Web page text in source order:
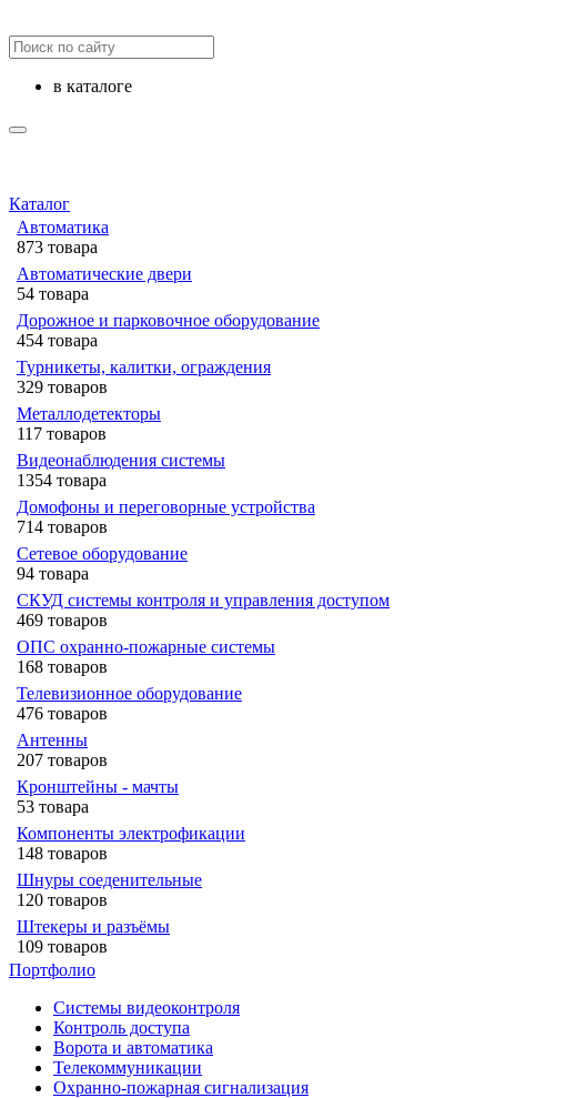
в каталоге
Каталог
Автоматика
873 товара
Автоматические двери
54 товара
Дорожное и парковочное оборудование
454 товара
Турникеты, калитки, ограждения
329 товаров
Металлодетекторы
117 товаров
Видеонаблюдения cистемы
1354 товара
Домофоны и переговорные устройства
714 товаров
Сетевое оборудование
94 товара
СКУД системы контроля и управления доступом
469 товаров
ОПС охранно-пожарные системы
168 товаров
Телевизионное оборудование
476 товаров
Антенны
207 товаров
Кронштейны - мачты
53 товара
Компоненты электрофикации
148 товаров
Шнуры соеденительные
120 товаров
Штекеры и разъёмы
109 товаров
Портфолио
Системы видеоконтроля
Контроль доступа
Ворота и автоматика
Телекоммуникации
Охранно-пожарная сигнализация